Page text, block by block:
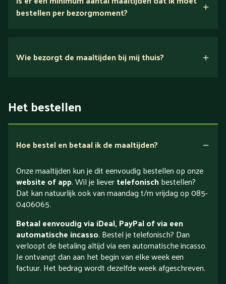
bestellen per bezorgmoment?
Wie bezorgt de maaltijden bij mij thuis?
Het bestellen
Hoe bestel en betaal ik de maaltijden?
Onze maaltijden kun je dit eenvoudig bestellen op onze
website of app. Wil je lievertelefonischbestellen?
Dat kan natuurlijk ook van maandag t/m vrijdag op 085-
0406065.
Betaal eenvoudig via iDeal, PayPal of via een
automatische incasso. Bestel je telefonisch? Dan
verloopt de betaling altijd via een automatische incasso.
Je ontvangt dan aan het begin van elke week een
factuur. Het bedrag wordt dezelfde week afgeschreven.